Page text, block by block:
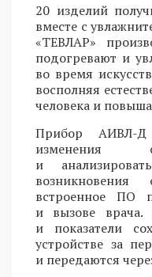
20 изделий
вместе с
«ТЕВЛАР»
подогревают и
во время
восполняя
человека и
Прибор АИВЛ-Д
изменения
и
встроенное ПО
и вызове врача.
и показатели
устройстве за
и передаются